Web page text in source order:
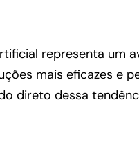
representa um
mais eficazes e
direto dessa